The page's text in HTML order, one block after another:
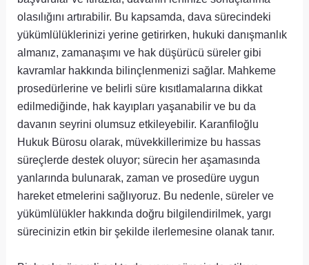
olasılığını artırabilir. Bu kapsamda, dava sürecindeki
yükümlülüklerinizi yerine getirirken, hukuki danışmanlık
almanız, zamanaşımı ve hak düşürücü süreler gibi
kavramlar hakkında bilinçlenmenizi sağlar. Mahkeme
prosedürlerine ve belirli süre kısıtlamalarına dikkat
edilmediğinde, hak kayıpları yaşanabilir ve bu da
davanın seyrini olumsuz etkileyebilir. Karanfiloğlu
Hukuk Bürosu olarak, müvekkillerimize bu hassas
süreçlerde destek oluyor; sürecin her aşamasında
yanlarında bulunarak, zaman ve prosedüre uygun
hareket etmelerini sağlıyoruz. Bu nedenle, süreler ve
yükümlülükler hakkında doğru bilgilendirilmek, yargı
sürecinizin etkin bir şekilde ilerlemesine olanak tanır.